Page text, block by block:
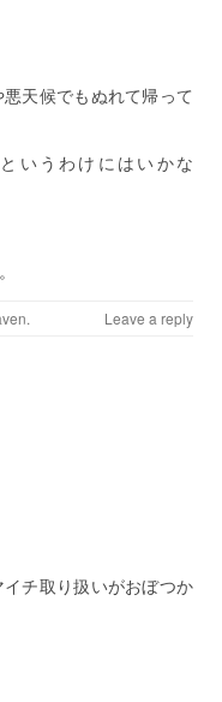
天候でもぬれて帰って
いうわけにはいかな
. Leave a reply
チ取り扱いがおぼつか